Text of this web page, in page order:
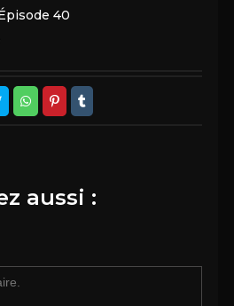
40
aussi :